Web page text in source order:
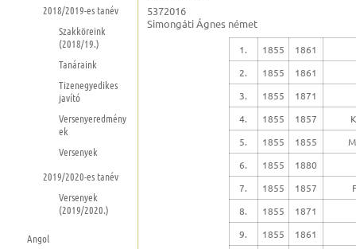
2018/2019-es tanév
Szakköreink
(2018/19.)
Tanáraink
Tizenegyedikes
javító
Versenyeredmény
ek
Versenyek
2019/2020-es tanév
Versenyek
(2019/2020.)
Angol
5372016
Simongáti Ágnes német
1. 1855
1861
2.
1855
1861
3.
1855
1871
4.
1855 1857
5.
1855 1855
6.
1855
1880
7.
1855 1857
8.
1855
1871
9.
1855
1861